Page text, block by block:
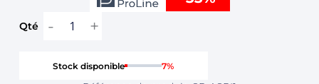
Était :
Est :
(5
Stock disponible 7%